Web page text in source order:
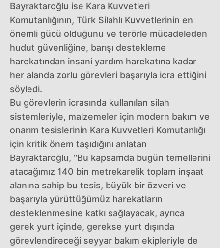
Bayraktaroğlu ise Kara Kuvvetleri
Komutanlığının, Türk Silahlı Kuvvetlerinin en
önemli gücü olduğunu ve terörle mücadeleden
hudut güvenliğine, barışı destekleme
harekatından insani yardım harekatına kadar
her alanda zorlu görevleri başarıyla icra ettiğini
söyledi.
Bu görevlerin icrasında kullanılan silah
sistemleriyle, malzemeler için modern bakım ve
onarım tesislerinin Kara Kuvvetleri Komutanlığı
için kritik önem taşıdığını anlatan
Bayraktaroğlu, "Bu kapsamda bugün temellerini
atacağımız 140 bin metrekarelik toplam inşaat
alanına sahip bu tesis, büyük bir özveri ve
başarıyla yürüttüğümüz harekatların
desteklenmesine katkı sağlayacak, ayrıca
gerek yurt içinde, gerekse yurt dışında
görevlendireceği seyyar bakım ekipleriyle de